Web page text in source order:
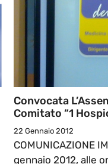
Convocata
Comitato “1
22 Gennaio 2012
COMUNICAZIONE
gennaio 2012, alle